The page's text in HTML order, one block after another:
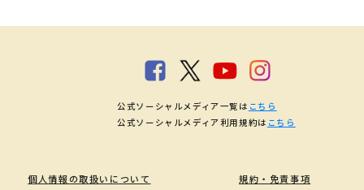
個人情報の取扱いについて 規約・免責事項
公式ソーシャルメディア一覧は こちら
公式ソーシャルメディア利用規約は こちら